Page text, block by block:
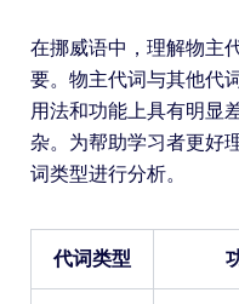
在挪威语中，理解物主
要。物主代词与其他代
用法和功能上具有明显
杂。为帮助学习者更好
词类型进行分析。
代词类型